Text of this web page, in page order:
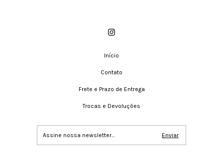
Início
Contato
Frete e Prazo de Entrega
Trocas e Devoluções